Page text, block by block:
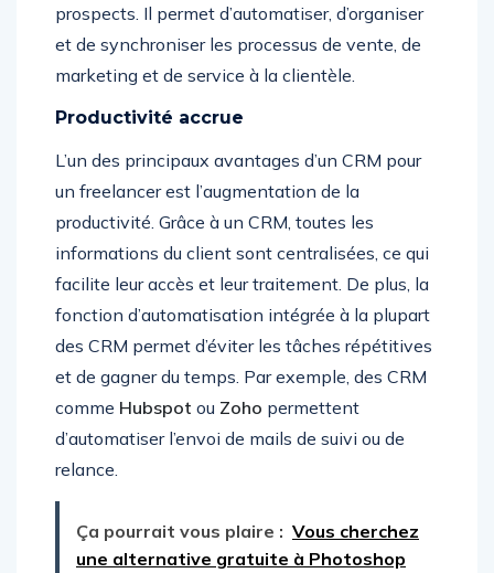
prospects. Il permet d’automatiser, d’organiser
et de synchroniser les processus de vente, de
marketing et de service à la clientèle.
Productivité accrue
L’un des principaux avantages d’un CRM pour
un freelancer est l’augmentation de la
productivité. Grâce à un CRM, toutes les
informations du client sont centralisées, ce qui
facilite leur accès et leur traitement. De plus, la
fonction d’automatisation intégrée à la plupart
des CRM permet d’éviter les tâches répétitives
et de gagner du temps. Par exemple, des CRM
comme Hubspot ou Zoho permettent
d’automatiser l’envoi de mails de suivi ou de
relance.
Ça pourrait vous plaire : Vous cherchez
une alternative gratuite à Photoshop